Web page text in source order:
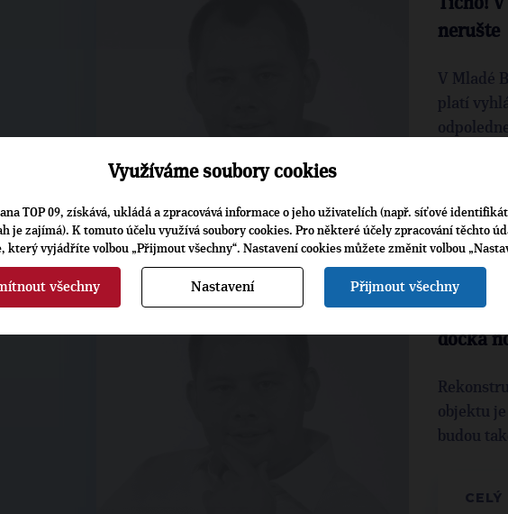
31. 8. 2015
Ticho!
nerušte
V Mladé
platí
Dům
dočká
objektu
budou
Využíváme soubory cookies
TOP 09, získává, ukládá a zpracovává informace o jeho uživatelích (např. síťové
je zajímá). K tomuto účelu využívá soubory cookies. Pro některé účely zpracování těchto
který vyjádříte volbou „Přijmout všechny“. Nastavení cookies můžete změnit volbou
všechny Nastavení Přijmout všechny